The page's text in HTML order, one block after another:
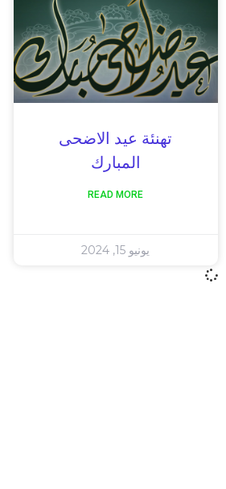
تهنئة عيد الاضحى
المبارك
READ MORE
يونيو 15, 2024